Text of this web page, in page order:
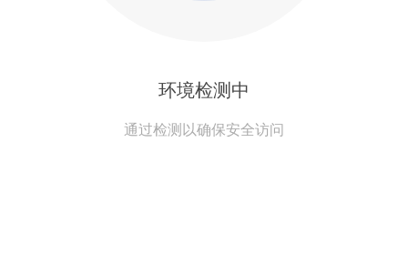
环境检测中
通过检测以确保安全访问